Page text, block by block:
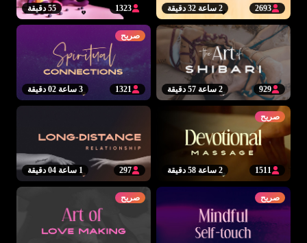
2 ساعة 32 دقيقة 2693 55 دقيقة 1323
2 ساعة 57 دقيقة 929
صريح
3 ساعة 02 دقيقة 1321
صريح
2 ساعة 58 دقيقة 1511 1 ساعة 04 دقيقة 297
صريح صريح